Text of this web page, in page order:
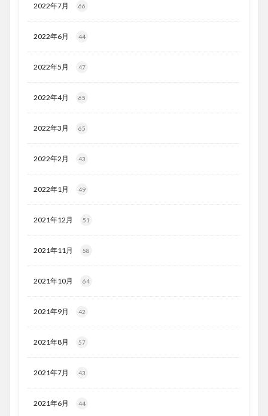
2022年7月 66
2022年6月 44
2022年5月 47
2022年4月 65
2022年3月 65
2022年2月 43
2022年1月 49
2021年12月 51
2021年11月 58
2021年10月 64
2021年9月 42
2021年8月 57
2021年7月 43
2021年6月 44